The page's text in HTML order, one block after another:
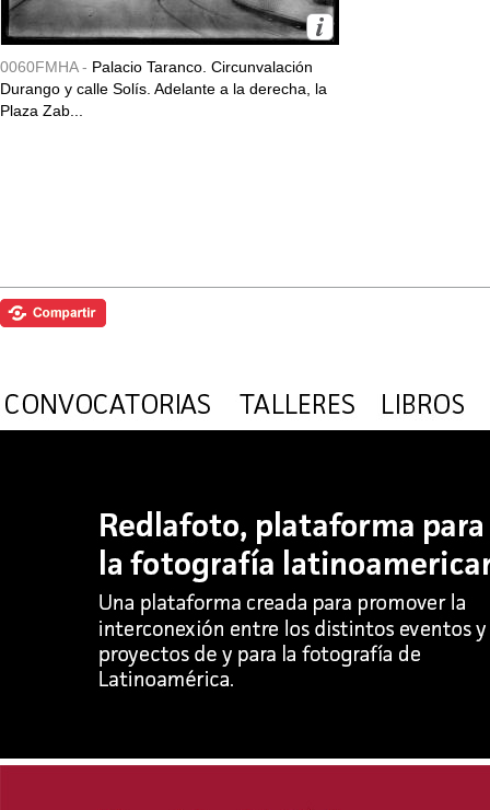
0060FMHA - Palacio Taranco. Circunvalación
Durango y calle Solís. Adelante a la derecha, la
Plaza Zab...